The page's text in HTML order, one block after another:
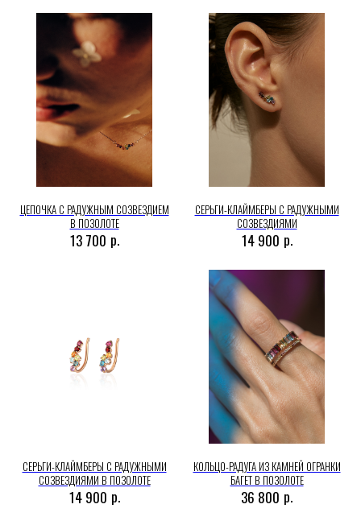
ЦЕПОЧКА С РАДУЖНЫМ СОЗВЕЗДИЕМ
В ПОЗОЛОТЕ
13 700 р.
СЕРЬГИ-КЛАЙМБЕРЫ С РАДУЖНЫМИ
СОЗВЕЗДИЯМИ
14 900 р.
СЕРЬГИ-КЛАЙМБЕРЫ С РАДУЖНЫМИ
СОЗВЕЗДИЯМИ В ПОЗОЛОТЕ
14 900 р.
КОЛЬЦО-РАДУГА ИЗ КАМНЕЙ ОГРАНКИ
БАГЕТ В ПОЗОЛОТЕ
36 800 р.